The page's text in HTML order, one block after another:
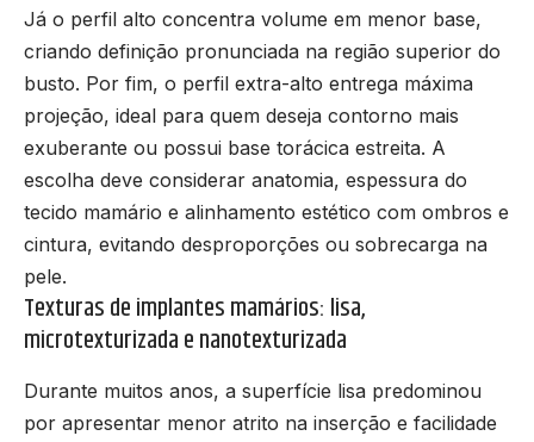
Já o perfil alto concentra volume em menor base,
criando definição pronunciada na região superior do
busto. Por fim, o perfil extra-alto entrega máxima
projeção, ideal para quem deseja contorno mais
exuberante ou possui base torácica estreita. A
escolha deve considerar anatomia, espessura do
tecido mamário e alinhamento estético com ombros e
cintura, evitando desproporções ou sobrecarga na
pele.
Texturas de implantes mamários: lisa,
microtexturizada e nanotexturizada
Durante muitos anos, a superfície lisa predominou
por apresentar menor atrito na inserção e facilidade